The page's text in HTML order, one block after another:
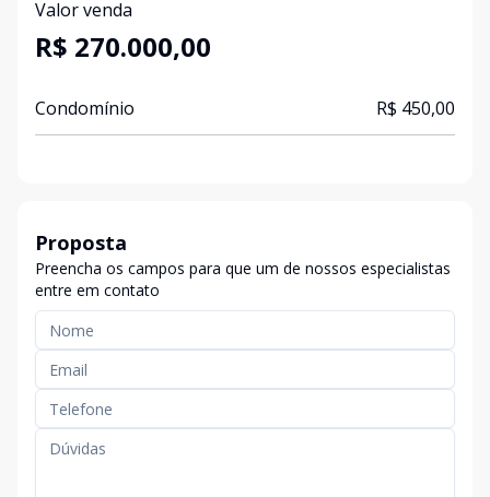
Valor venda
R$ 270.000,00
Condomínio R$ 450,00
Proposta
Preencha os campos para que um de nossos especialistas
entre em contato